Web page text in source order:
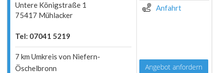
Untere Königstraße 1
75417 Mühlacker
Tel: 07041 5219
7 km Umkreis von Niefern-
Öschelbronn
Anfahrt
Angebot anfordern